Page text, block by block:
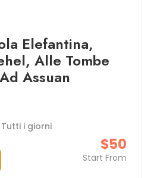
Elefantina,
Alle Tombe
Assuan
$50
Start From
i giorni